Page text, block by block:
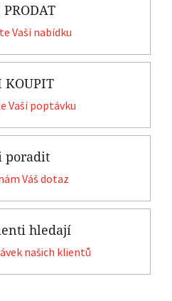
PRODAT
Vaší nabídku
KOUPIT
Vaší poptávku
poradit
Váš dotaz
hledají
našich klientů